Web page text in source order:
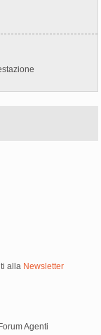
alla Newsletter
Agenti